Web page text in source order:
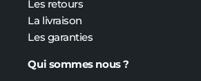
Les retours
La livraison
Les garanties
Qui sommes nous ?